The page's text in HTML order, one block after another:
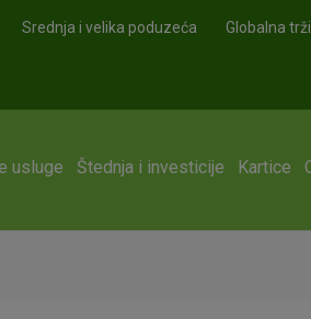
Srednja i velika poduzeća Globalna
usluge Štednja i investicije Kartice